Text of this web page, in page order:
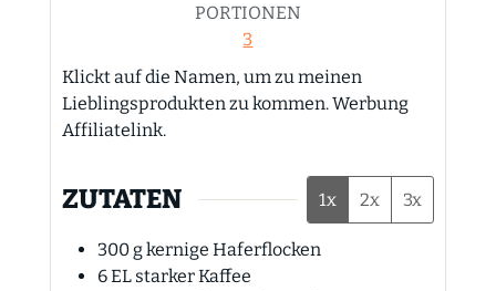
PORTIONEN
3
Klickt auf die Namen, um zu meinen
Lieblingsprodukten zu kommen. Werbung
Affiliatelink.
ZUTATEN 1x 2x 3x
300gkernige Haferflocken
6EL starker Kaffee